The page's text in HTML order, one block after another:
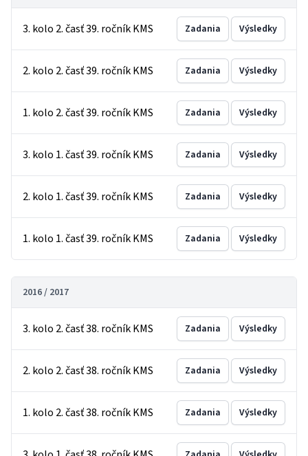
3. kolo 2. časť 39. ročník KMS Zadania Výsledky
2. kolo 2. časť 39. ročník KMS Zadania Výsledky
1. kolo 2. časť 39. ročník KMS Zadania Výsledky
3. kolo 1. časť 39. ročník KMS Zadania Výsledky
2. kolo 1. časť 39. ročník KMS Zadania Výsledky
1. kolo 1. časť 39. ročník KMS Zadania Výsledky
2016 / 2017
3. kolo 2. časť 38. ročník KMS Zadania Výsledky
2. kolo 2. časť 38. ročník KMS Zadania Výsledky
1. kolo 2. časť 38. ročník KMS Zadania Výsledky